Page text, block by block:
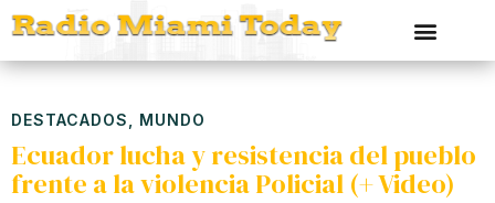
DESTACADOS MUNDO
Ecuador lucha y resistencia del pueblo
frente a la violencia Policial (+ Video)